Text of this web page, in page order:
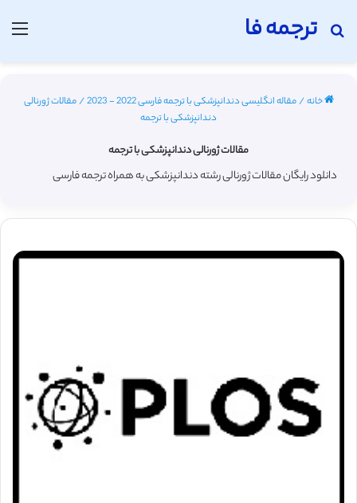
ترجمه فا
جستجو برای
خانه/مقاله انگلیسی دندانپزشکی با ترجمه فارسی 2022 - 2023 /مقالات ژورنالی
دندانپزشکی با ترجمه
مقالات ژورنالی دندانپزشکی با ترجمه
دانلود رایگان مقالات ژورنالی رشته دندانپزشکی به همراه ترجمه فارسی